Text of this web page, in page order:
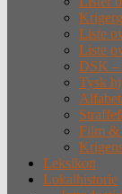
Liste
Liste
DSK –
Tysk
Film &
Leksikon
Lokalhistorie